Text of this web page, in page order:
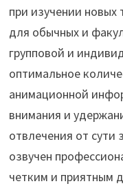
при изучении новых
для обычных и
групповой и
оптимальное
анимационной
внимания и
отвлечения от
озвучен
четким и приятным